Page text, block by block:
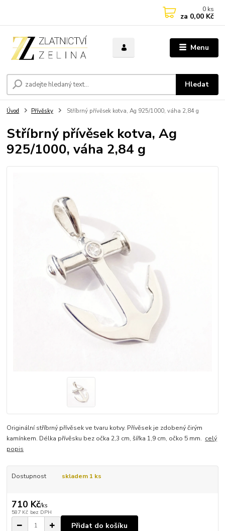
Menu
Hledat
0 ks
za 0,00 Kč
Úvod Přívěsky Stříbrný přívěsek kotva, Ag 925/1000, váha 2,84 g
Stříbrný přívěsek kotva, Ag
925/1000, váha 2,84 g
Originální stříbrný přívěsek ve tvaru kotvy. Přívěsek je zdobený čirým
kamínkem. Délka přívěsku bez očka 2,3 cm, šířka 1,9 cm, očko 5 mm. celý
popis
Dostupnost skladem 1 ks
710 Kč/ks
587 Kč bez DPH
Přidat do košíku